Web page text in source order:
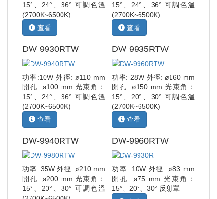
15°、24°、36° 可調色溫
(2700K~6500K)
查看
DW-9930RTW
15°、24°、36° 可調色溫
(2700K~6500K)
查看
DW-9935RTW
功率:10W 外徑: ø110 mm
開孔: ø100 mm 光束角：
15°、24°、36° 可調色溫
(2700K~6500K)
查看
DW-9940RTW
功率: 28W 外徑: ø160 mm
開孔: ø150 mm 光束角：
15°、20°、30° 可調色溫
(2700K~6500K)
查看
DW-9960RTW
功率: 35W 外徑: ø210 mm
開孔: ø200 mm 光束角：
15°、20°、30° 可調色溫
功率: 10W 外徑: ø83 mm
開孔: ø75 mm 光束角：
15°、20°、30° 反射罩